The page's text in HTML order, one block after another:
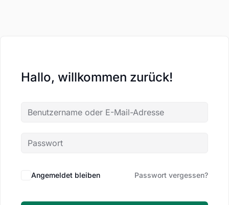
Hallo, willkommen zurück!
Angemeldet bleiben Passwort vergessen?